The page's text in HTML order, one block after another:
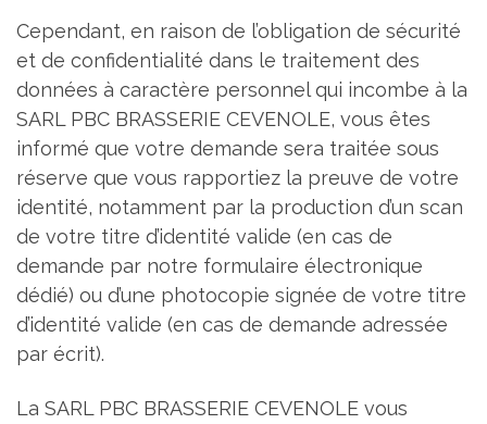
Cependant, en raison de l’obligation de sécurité
et de confidentialité dans le traitement des
données à caractère personnel qui incombe à la
SARL PBC BRASSERIE CEVENOLE, vous êtes
informé que votre demande sera traitée sous
réserve que vous rapportiez la preuve de votre
identité, notamment par la production d’un scan
de votre titre d’identité valide (en cas de
demande par notre formulaire électronique
dédié) ou d’une photocopie signée de votre titre
d’identité valide (en cas de demande adressée
par écrit).
La SARL PBC BRASSERIE CEVENOLE vous